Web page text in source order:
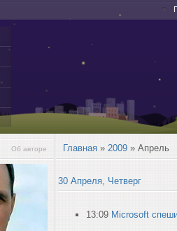
Об авторе Главная » 2009 » Апрель
30 Апреля, Четверг
13:09 Microsoft